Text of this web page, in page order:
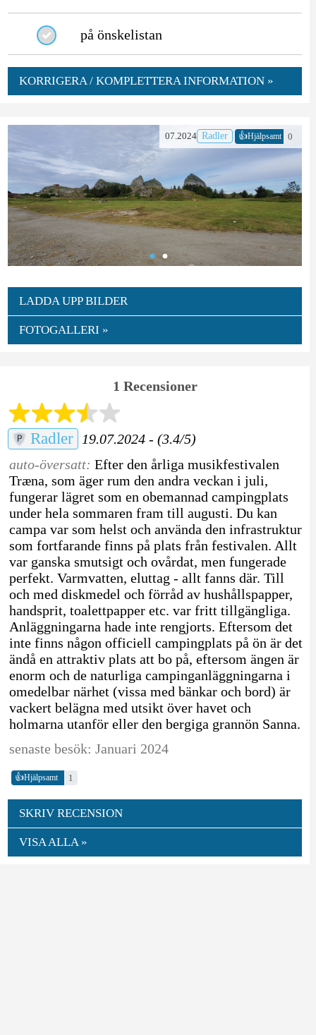
på önskelistan
KORRIGERA / KOMPLETTERA INFORMATION »
07.2024 Radler 👍Hjälpsamt 0
LADDA UPP BILDER
FOTOGALLERI »
1 Recensioner
Radler
19.07.2024 - (3.4/5)
auto-översatt: Efter den årliga musikfestivalen
Træna, som äger rum den andra veckan i juli,
fungerar lägret som en obemannad campingplats
under hela sommaren fram till augusti. Du kan
campa var som helst och använda den infrastruktur
som fortfarande finns på plats från festivalen. Allt
var ganska smutsigt och ovårdat, men fungerade
perfekt. Varmvatten, eluttag - allt fanns där. Till
och med diskmedel och förråd av hushållspapper,
handsprit, toalettpapper etc. var fritt tillgängliga.
Anläggningarna hade inte rengjorts. Eftersom det
inte finns någon officiell campingplats på ön är det
ändå en attraktiv plats att bo på, eftersom ängen är
enorm och de naturliga campinganläggningarna i
omedelbar närhet (vissa med bänkar och bord) är
vackert belägna med utsikt över havet och
holmarna utanför eller den bergiga grannön Sanna.
senaste besök: Januari 2024
👍Hjälpsamt 1
SKRIV RECENSION
VISA ALLA »